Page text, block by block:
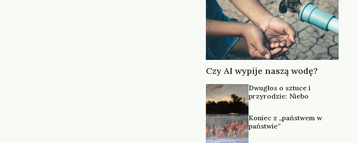
Czy AI wypije naszą wodę?
Dwugłos o sztuce i
przyrodzie: Niebo
Koniec z „państwem w
państwie”